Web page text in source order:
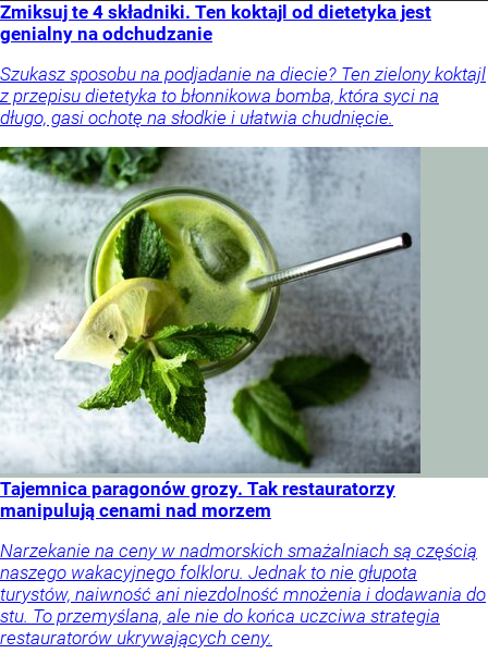
Zmiksuj te 4 składniki. Ten koktajl od dietetyka jest
genialny na odchudzanie
Szukasz sposobu na podjadanie na diecie? Ten zielony koktajl
z przepisu dietetyka to błonnikowa bomba, która syci na
długo, gasi ochotę na słodkie i ułatwia chudnięcie.
Tajemnica paragonów grozy. Tak restauratorzy
manipulują cenami nad morzem
Narzekanie na ceny w nadmorskich smażalniach są częścią
naszego wakacyjnego folkloru. Jednak to nie głupota
turystów, naiwność ani niezdolność mnożenia i dodawania do
stu. To przemyślana, ale nie do końca uczciwa strategia
restauratorów ukrywających ceny.